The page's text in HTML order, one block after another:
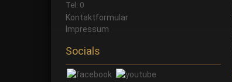
Tel: 0
Kontaktformular
Impressum
Socials